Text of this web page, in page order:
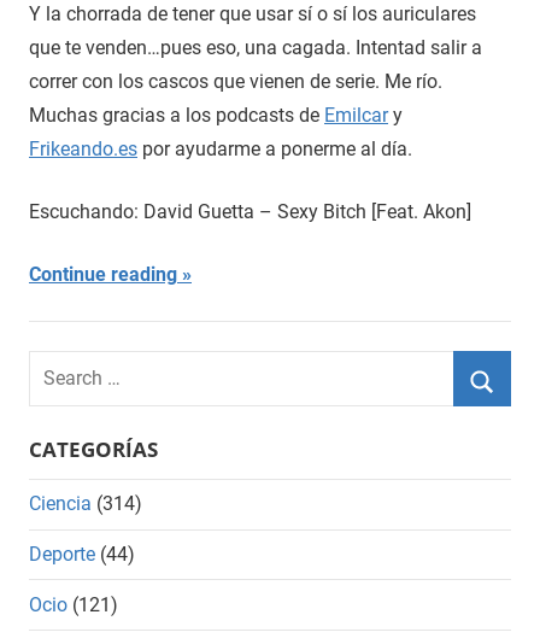
Y la chorrada de tener que usar sí o sí los auriculares
que te venden…pues eso, una cagada. Intentad salir a
correr con los cascos que vienen de serie. Me río.
Muchas gracias a los podcasts de Emilcary
Frikeando.es por ayudarme a ponerme al día.
Escuchando: David Guetta – Sexy Bitch [Feat. Akon]
Continue reading
Search
for:
CATEGORÍAS
Ciencia (314)
Deporte (44)
Ocio (121)